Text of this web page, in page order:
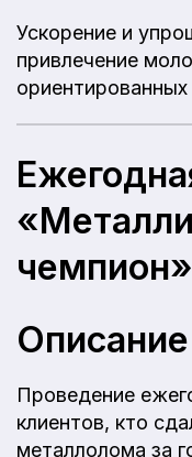
Ускорение и
привлечение
ориентированных
чемпион»
Проведение
клиентов, кто
металлолома за